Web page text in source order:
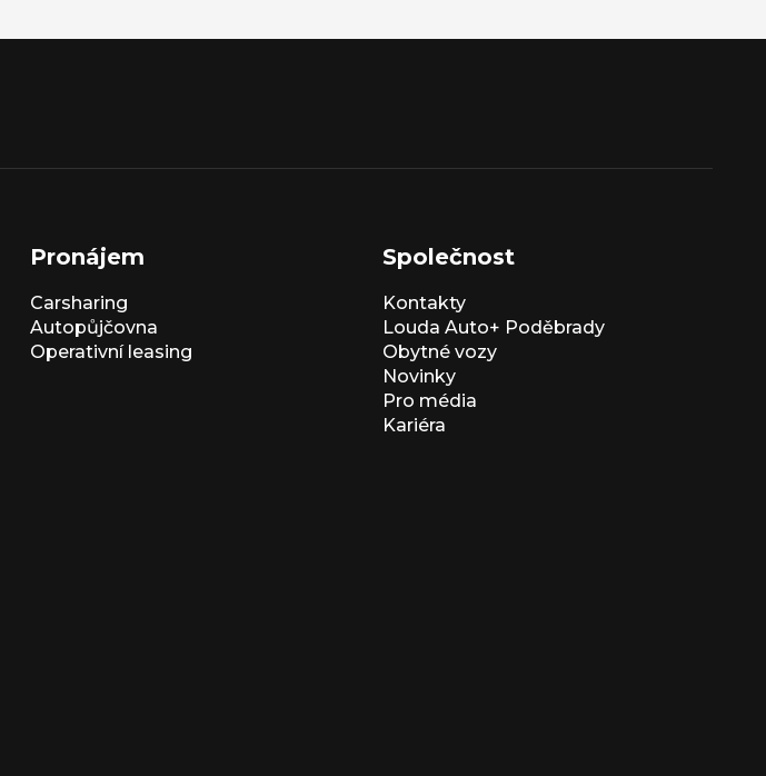
Pronájem
Carsharing
Autopůjčovna
Operativní leasing
Společnost
Kontakty
Louda Auto+ Poděbrady
Obytné vozy
Novinky
Pro média
Kariéra